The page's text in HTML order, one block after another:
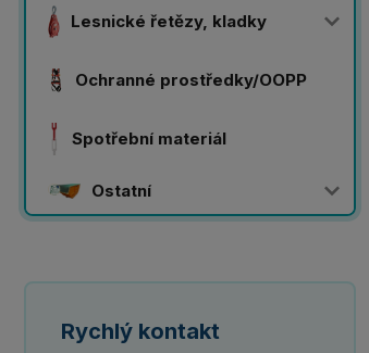
Lesnické řetězy, kladky
Ochranné prostředky/OOPP
Spotřební materiál
Ostatní
Rychlý kontakt